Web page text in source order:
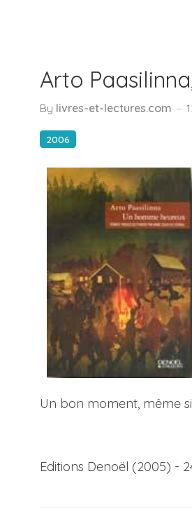
Arto
By livres-et-lectures.com
2006
Un bon moment, même
Editions Denoël (2005) -